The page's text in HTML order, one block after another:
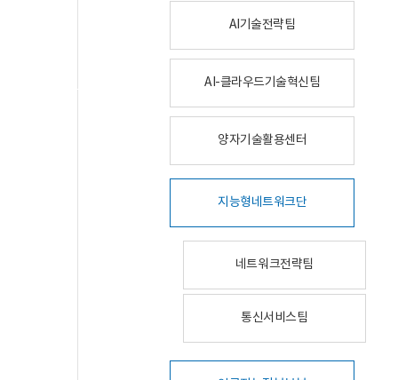
AI기술전략팀
AI-클라우드기술혁신팀
양자기술활용센터
지능형네트워크단
네트워크전략팀
통신서비스팀